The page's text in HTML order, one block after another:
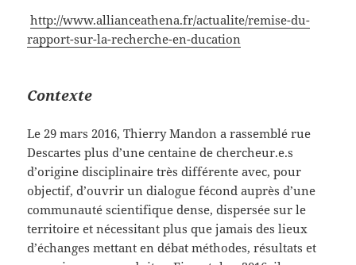
http://www.allianceathena.fr/actualite/remise-du-
rapport-sur-la-recherche-en-ducation
Contexte
Le 29 mars 2016, Thierry Mandon a rassemblé rue
Descartes plus d’une centaine de chercheur.e.s
d’origine disciplinaire très différente avec, pour
objectif, d’ouvrir un dialogue fécond auprès d’une
communauté scientifique dense, dispersée sur le
territoire et nécessitant plus que jamais des lieux
d’échanges mettant en débat méthodes, résultats et